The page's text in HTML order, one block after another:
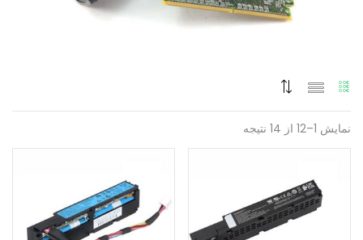
نمایش 1–12 از 14 نتیجه